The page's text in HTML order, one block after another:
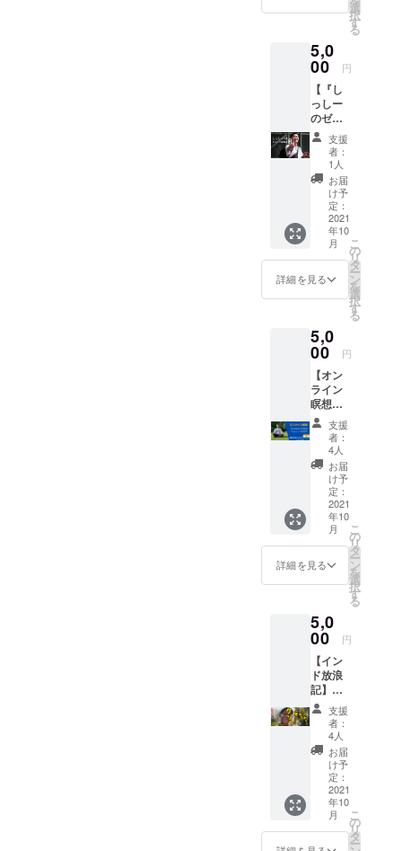
SNS(写
真や動
有しま
す。 プ
レゼン
トは責
任を
持って
しっ
しーが
届けに
行きま
す。 ※
プレゼ
内容は
要相
いた方
にはお
メッ
セージ
をお送
りしま
す。
選
択
す
る
5,0
00 円
【『し
っしー
のゼロ
イチ挑
戦記』
参加権
利】
2022年
9月30日
までオ
ンライ
ンサロ
ン
『しっ
しーの
ゼロイ
記』の
メン
バーに
なれる
権利で
す。 サ
ロン内
では #
読むエ
ナジー
ドリン
ク とい
うメル
マガが
毎日届
いた
り、
の挑戦
をサロ
ンメン
バーさ
んと共
有して
いま
す。
※Faceb
ookグ
ループ
ではな
くメル
マガプ
ランで
す。 ※
支援
者：
1人
お届
け予
定：
2021
年10
月
詳細を見る
こ
の
リ
タ
ー
ン
を
選
択
す
る
5,0
00 円
【オン
ライン
瞑想プ
ログラ
ム参加
権利】 -
ストレ
スの軽
減 -学習
力 / 記憶
能力 / 集
中力の
向上 -免
疫シス
テムの
機能向
障害 / 不
眠症 / 依
存症の
改善 -う
つ病・
軽度の
うつ病
の症状
改善 た
くさん
の科学
的効果
が実証
されて
いるマ
インド
支援
者：
4人
お届
け予
定：
2021
年10
月
詳細を見る
こ
の
リ
タ
ー
ン
を
選
択
す
る
5,0
00 円
【イン
ド放浪
記】
3ヶ月間
のイン
ド生活
を面白
おかし
く1冊に
まとめ
た電子
書籍を
閲覧で
きる権
支援
者：
4人
お届
け予
定：
2021
年10
月
こ
の
リ
タ
ー